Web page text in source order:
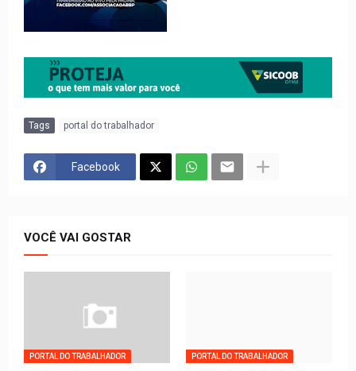
Tags portal do trabalhador
Facebook
VOCÊ VAI GOSTAR
PORTAL DO TRABALHADOR PORTAL DO TRABALHADOR